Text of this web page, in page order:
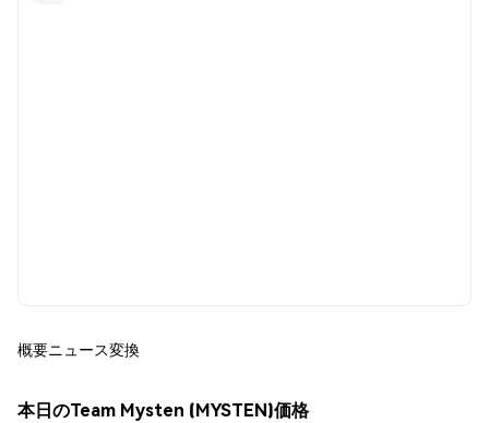
概要ニュース変換
本日のTeam Mysten (MYSTEN)価格